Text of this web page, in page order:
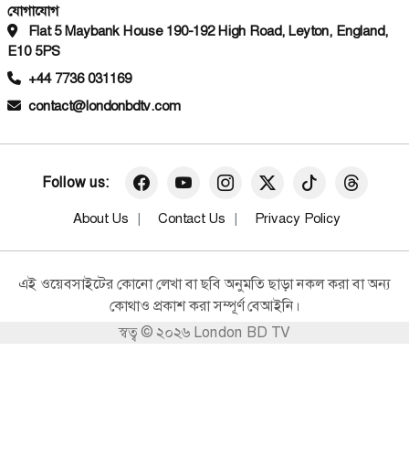
যোগাযোগ
Flat 5 Maybank House 190-192 High Road, Leyton, England,
E10 5PS
+44 7736 031169
contact@londonbdtv.com
Follow us:
About Us Contact Us Privacy Policy
এই ওয়েবসাইটের কোনো লেখা বা ছবি অনুমতি ছাড়া নকল করা বা অন্য
কোথাও প্রকাশ করা সম্পূর্ণ বেআইনি।
স্বত্ব © ২০২৬ London BD TV